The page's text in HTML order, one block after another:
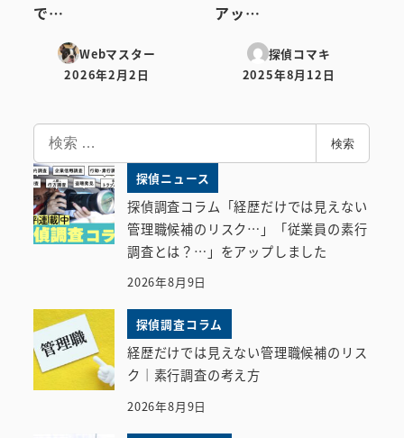
で…
Webマスター
投稿日
2026年2月2日
アッ…
探偵コマキ
投稿日
2025年8月12日
索
検索
探偵ニュース
探偵調査コラム「経歴だけでは見えない
管理職候補のリスク…」「従業員の素行
調査とは？…」をアップしました
2026年8月9日
探偵調査コラム
経歴だけでは見えない管理職候補のリス
ク｜素行調査の考え方
2026年8月9日